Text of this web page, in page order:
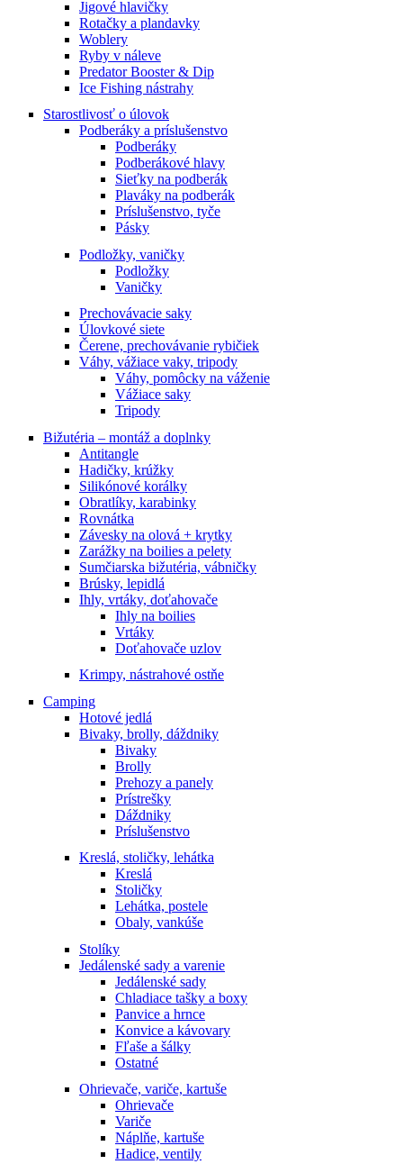
Jigové hlavičky
Rotačky a plandavky
Woblery
Ryby v náleve
Predator Booster & Dip
Ice Fishing nástrahy
Starostlivosť o úlovok
Podberáky a príslušenstvo
Podberáky
Podberákové hlavy
Sieťky na podberák
Plaváky na podberák
Príslušenstvo, tyče
Pásky
Podložky, vaničky
Podložky
Vaničky
Prechovávacie saky
Úlovkové siete
Čerene, prechovávanie rybičiek
Váhy, vážiace vaky, tripody
Váhy, pomôcky na váženie
Vážiace saky
Tripody
Bižutéria – montáž a doplnky
Antitangle
Hadičky, krúžky
Silikónové korálky
Obratlíky, karabinky
Rovnátka
Závesky na olová + krytky
Zarážky na boilies a pelety
Sumčiarska bižutéria, vábničky
Brúsky, lepidlá
Ihly, vrtáky, doťahovače
Ihly na boilies
Vrtáky
Doťahovače uzlov
Krimpy, nástrahové ostňe
Camping
Hotové jedlá
Bivaky, brolly, dáždniky
Bivaky
Brolly
Prehozy a panely
Prístrešky
Dáždniky
Príslušenstvo
Kreslá, stoličky, lehátka
Kreslá
Stoličky
Lehátka, postele
Obaly, vankúše
Stolíky
Jedálenské sady a varenie
Jedálenské sady
Chladiace tašky a boxy
Panvice a hrnce
Konvice a kávovary
Fľaše a šálky
Ostatné
Ohrievače, variče, kartuše
Ohrievače
Variče
Náplňe, kartuše
Hadice, ventily